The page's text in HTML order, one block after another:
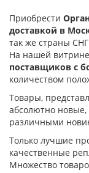
Приобрести
доставкой в
так же страны
На нашей
поставщиков с
количеством
Товары,
абсолютно новые,
различными
Только лучшие
качественные
Множество